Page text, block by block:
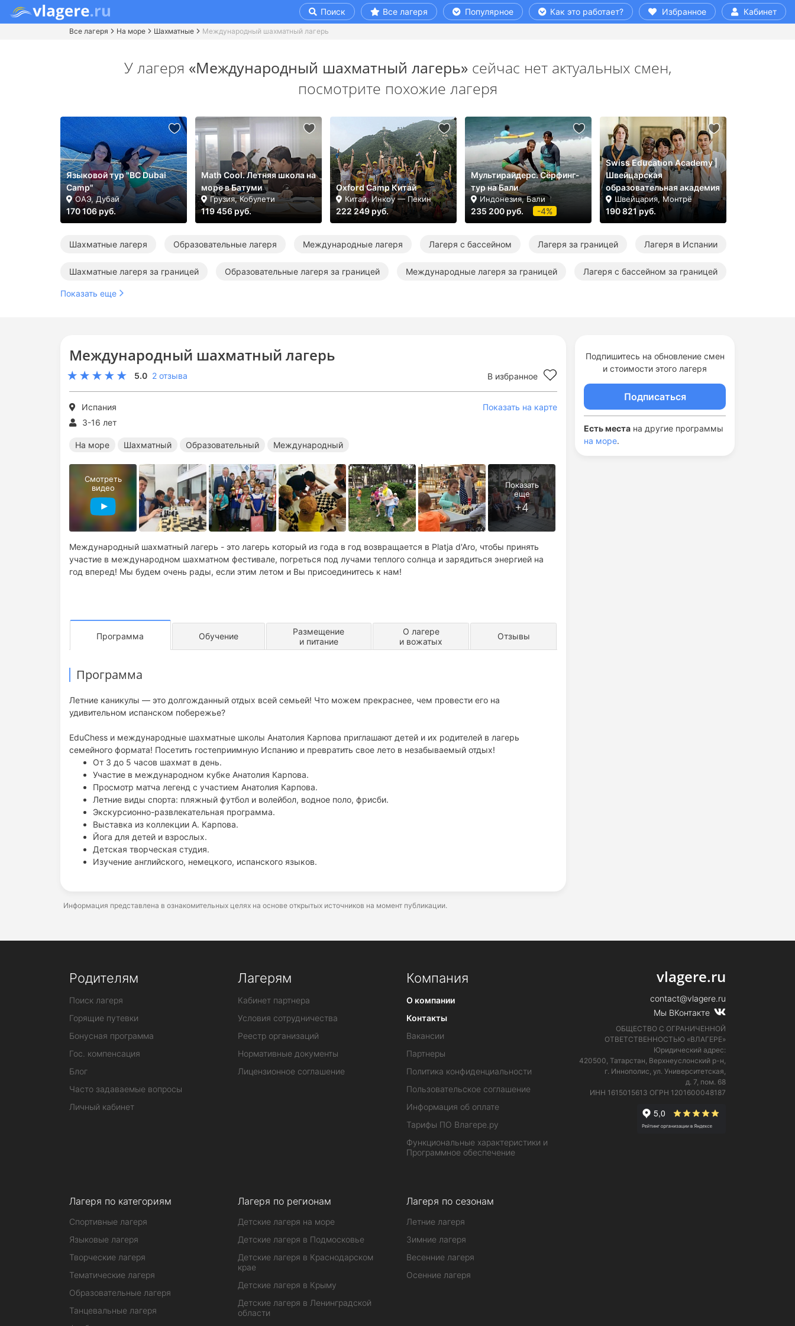
Поиск Все лагеря Популярное Как это работает? Избранное Кабинет
Все лагеря На море Шахматные Международный шахматный лагерь
Международный шахматный лагерь
5.0 2 отзыва В избранное
Испания
Показать на карте
3-16 лет
На море Шахматный Образовательный Международный
Международный шахматный лагерь - это лагерь который из года в год возвращается в Platja d'Aro, чтобы принять
участие в международном шахматном фестивале, погреться под лучами теплого солнца и зарядиться энергией на
год вперед! Мы будем очень рады, если этим летом и Вы присоединитесь к нам!
Смотреть
видео
Программа Обучение
Размещение
и питание
О лагере
и вожатых
Отзывы
Программа
Летние каникулы — это долгожданный отдых всей семьей! Что можем прекраснее, чем провести его на
удивительном испанском побережье?
EduChess и международные шахматные школы Анатолия Карпова приглашают детей и их родителей в лагерь
семейного формата! Посетить гостеприимную Испанию и превратить свое лето в незабываемый отдых!
От 3 до 5 часов шахмат в день.
Участие в международном кубке Анатолия Карпова.
Просмотр матча легенд с участием Анатолия Карпова.
Летние виды спорта: пляжный футбол и волейбол, водное поло, фрисби.
Экскурсионно-развлекательная программа.
Выставка из коллекции А. Карпова.
Йога для детей и взрослых.
Детская творческая студия.
Изучение английского, немецкого, испанского языков.
Подпишитесь на обновление смен
и стоимости этого лагеря
Подписаться
Есть места на другие программы
на море.
Информация представлена в ознакомительных целях на основе открытых источников на момент публикации.
У лагеря «Международный шахматный лагерь»сейчас нет актуальных смен,
посмотрите похожие лагеря
Языковой тур "BC Dubai
Camp"
ОАЭ, Дубай
170 106 руб.
Math Cool. Летняя школа на
море в Батуми
Грузия, Кобулети
119 456 руб.
Oxford Camp Китай
Китай, Инкоу — Пекин
222 249 руб.
Мультирайдерс. Cёрфинг-
тур на Бали
Индонезия, Бали
235 200 руб. -4%
Swiss Education Academy |
Швейцарская
образовательная академия
Швейцария, Монтрё
190 821 руб.
Шахматные лагеря Образовательные лагеря Международные лагеря Лагеря с бассейном Лагеря за границей Лагеря в Испании
Шахматные лагеря за границей Образовательные лагеря за границей Международные лагеря за границей Лагеря с бассейном за границей
Показать еще
Родителям
Поиск лагеря
Горящие путевки
Бонусная программа
Гос. компенсация
Блог
Часто задаваемые вопросы
Личный кабинет
Лагерям
Кабинет партнера
Условия сотрудничества
Реестр организаций
Нормативные документы
Лицензионное соглашение
Компания
О компании
Контакты
Вакансии
Партнеры
Политика конфиденциальности
Пользовательское соглашение
Информация об оплате
Тарифы ПО Влагере.ру
Функциональные характеристики и
Программное обеспечение
Лагеря по категориям
Спортивные лагеря
Языковые лагеря
Творческие лагеря
Тематические лагеря
Образовательные лагеря
Танцевальные лагеря
Лагеря по регионам
Детские лагеря на море
Детские лагеря в Подмосковье
Детские лагеря в Краснодарском
крае
Детские лагеря в Крыму
Детские лагеря в Ленинградской
области
Лагеря по сезонам
Летние лагеря
Зимние лагеря
Весенние лагеря
Осенние лагеря
vlagere.ru
contact@vlagere.ru
Мы ВКонтакте
ОБЩЕСТВО С ОГРАНИЧЕННОЙ
ОТВЕТСТВЕННОСТЬЮ «ВЛАГЕРЕ»
Юридический адрес:
420500, Татарстан, Верхнеуслонский р-н,
г. Иннополис, ул. Университетская,
д. 7, пом. 68
ИНН 1615015613 ОГРН 1201600048187